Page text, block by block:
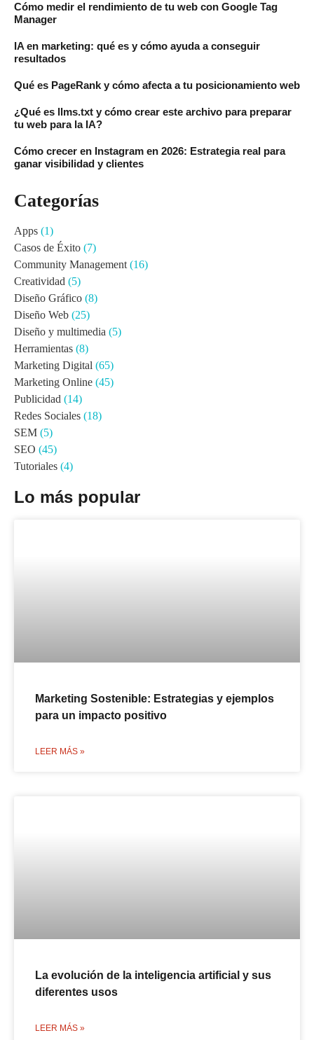
Cómo medir el rendimiento de tu web con Google Tag
Manager
IA en marketing: qué es y cómo ayuda a conseguir
resultados
Qué es PageRank y cómo afecta a tu posicionamiento web
¿Qué es llms.txt y cómo crear este archivo para preparar
tu web para la IA?
Cómo crecer en Instagram en 2026: Estrategia real para
ganar visibilidad y clientes
Categorías
Apps (1)
Casos de Éxito (7)
Community Management (16)
Creatividad (5)
Diseño Gráfico (8)
Diseño Web (25)
Diseño y multimedia (5)
Herramientas (8)
Marketing Digital (65)
Marketing Online (45)
Publicidad (14)
Redes Sociales (18)
SEM (5)
SEO (45)
Tutoriales (4)
Lo más popular
Marketing Sostenible: Estrategias y ejemplos
para un impacto positivo
LEER MÁS »
La evolución de la inteligencia artificial y sus
diferentes usos
LEER MÁS »